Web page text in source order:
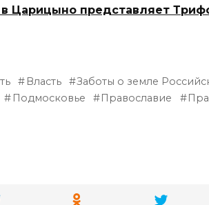
Царицыно представляет
Власть
Заботы о земле
Подмосковье Православие